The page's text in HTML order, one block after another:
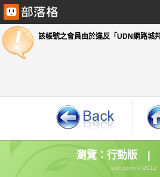
瀏覽： 行動版 |
udn.com © 2012